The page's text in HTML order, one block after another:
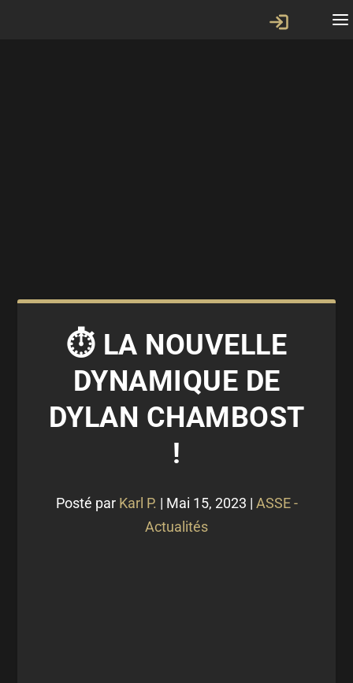
⏱️ LA NOUVELLE
DYNAMIQUE DE
DYLAN CHAMBOST
!
Posté par Karl P. | Mai 15, 2023 | ASSE -
Actualités